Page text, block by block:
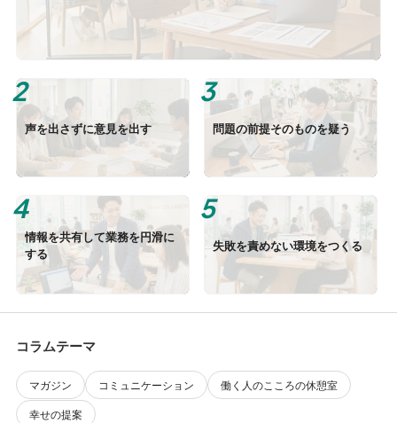
声を出さずに意見を出す 問題の前提そのものを疑う
情報を共有して業務を円滑に
する
失敗を責めない環境をつくる
コラムテーマ
マガジン コミュニケーション
働く人のこころの休憩室
幸せの提案